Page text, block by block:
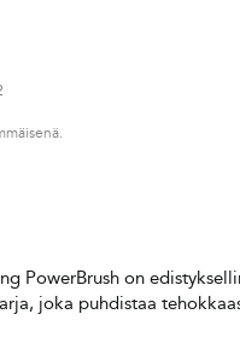
PowerBrush on
joka puhdistaa